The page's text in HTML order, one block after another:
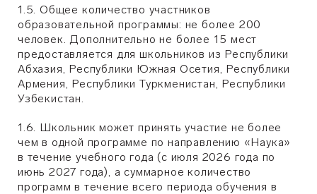
1.5. Общее количество участников
образовательной программы: не более 200
человек. Дополнительно не более 15 мест
предоставляется для школьников из Республики
Абхазия, Республики Южная Осетия, Республики
Армения, Республики Туркменистан, Республики
Узбекистан.
1.6. Школьник может принять участие не более
чем в одной программе по направлению «Наука»
в течение учебного года (с июля 2026 года по
июнь 2027 года), а суммарное количество
программ в течение всего периода обучения в